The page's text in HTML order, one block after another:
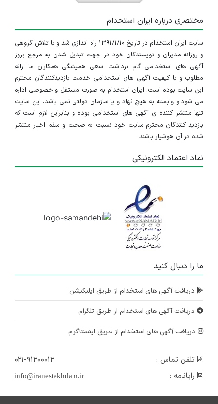
مختصری درباره ایران استخدام
سایت ایران استخدام در تاریخ ۱۳۹۱/۱/۱۰ راه اندازی شد و با تلاش گروهی
و روزانه مدیران و نویسندگان خود در جهت تبدیل شدن به مرجع بروز
آگهی های استخدامی گام برداشت. سعی همیشگی همکاران ما ارائه
مطلوب و با کیفیت آگهی های استخدامی خدمت بازدیدکنندگان محترم
این سایت بوده است. ایران استخدام به صورت مستقل و خصوصی اداره
می شود و وابسته به هیچ نهاد و یا سازمان دولتی نمی باشد، این سایت
تنها منتشر کننده ی آگهی های استخدامی بوده و بنابراین لازم است که
بازدید کنندگان محترم سایت خود نسبت به صحت و سقم اخبار منتشر
شده در آن هوشیار باشند.
نماد اعتماد الکترونیکی
ما را دنبال کنید
دریافت آگهی های استخدام از طریق اپلیکیشن
دریافت آگهی های استخدام از طریق تلگرام
دریافت آگهی های استخدام از طریق اینستاگرام
تلفن تماس :
۰۲۱-۹۱۳۰۰۰۱۳
رایانامه :
info@iranestekhdam.ir